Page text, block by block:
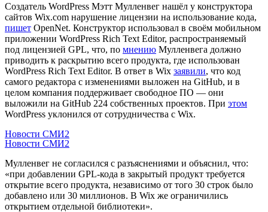
Создатель WordPress Мэтт Мулленвег нашёл у конструктора
сайтов Wix.com нарушение лицензии на использование кода,
пишет OpenNet. Конструктор использовал в своём мобильном
приложении WordPress Rich Text Editor, распространяемый
под лицензией GPL, что, по мнению Мулленвега должно
приводить к раскрытию всего продукта, где использован
WordPress Rich Text Editor. В ответ в Wix заявили, что код
самого редактора с изменениями выложен на GitHub, и в
целом компания поддерживает свободное ПО — они
выложили на GitHub 224 собственных проектов. При этом
WordPress уклонился от сотрудничества с Wix.
Новости СМИ2
Новости СМИ2
Мулленвег не согласился с разъяснениями и объяснил, что:
«при добавлении GPL-кода в закрытый продукт требуется
открытие всего продукта, независимо от того 30 строк было
добавлено или 30 миллионов. В Wix же ограничились
открытием отдельной библиотеки».